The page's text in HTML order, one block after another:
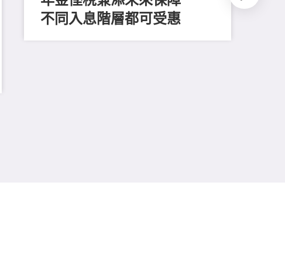
不同入息階層都可受惠